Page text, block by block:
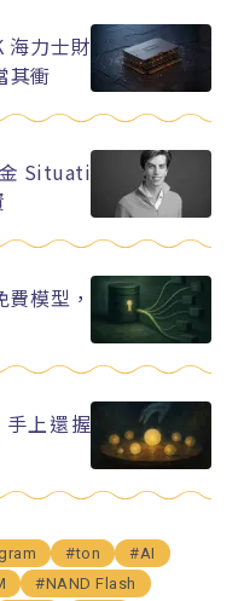
海力士財
其衝
Situati
模型，
上還握
#ton
#AI
#NAND Flash